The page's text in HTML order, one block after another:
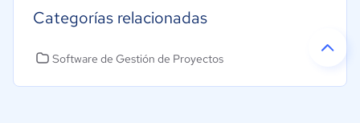
Categorías relacionadas
Software de Gestión de Proyectos